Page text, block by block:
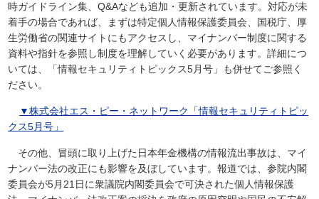
時ガイドライン集、Q&Aなども追加・更新されています。対応が未
着手の場合であれば、まずは特定個人情報保護委員会、国税庁、厚
生労働省の関連サイトにもアクセスし、マイナンバー制度に関する
資料や指針を参照し制度を理解していく必要があります。詳細につ
いては、「情報セキュリティトピックス5月号」も併せてご参照く
ださい。
▼株式会社エス・ピー・ネットワーク「情報セキュリティトピッ
クス5月号」
その他、冒頭に取り上げた日本年金機構の情報流出事故は、マイ
ナンバー法の改正にも影響を及ぼしています。報道では、参院内閣
委員会が5月21日に衆議院内閣委員会で可決された個人情報保護